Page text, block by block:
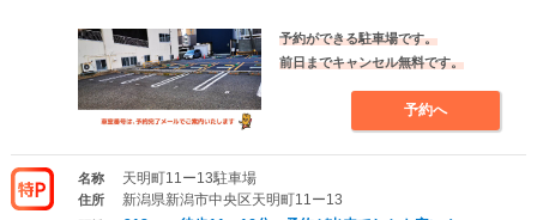
予約ができる駐車場です。
前日までキャンセル無料です。
予約へ
名称 天明町11ー13駐車場
住所 新潟県新潟市中央区天明町11ー13